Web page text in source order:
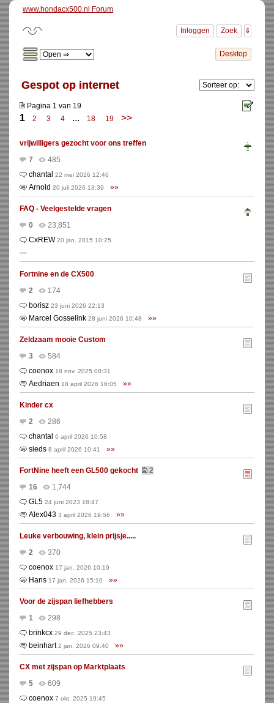
www.hondacx500.nl Forum
Gespot op internet
Pagina 1 van 19
1 2 3 4 ... 18 19 >>
vrijwilligers gezocht voor ons treffen
7
485
chantal 22 mei 2026 12:46
Arnold 20 juli 2026 13:39 »»
FAQ - Veelgestelde vragen
0
23,851
CxREW20 jan. 2015 10:25
—
Fortnine en de CX500
2
174
borisz 23 juni 2026 22:13
Marcel Gosselink 28 juni 2026 10:48 »»
Zeldzaam mooie Custom
3
584
coenox 18 nov. 2025 08:31
Aedriaen 18 april 2026 16:05 »»
Kinder cx
2
286
chantal 6 april 2026 10:58
sieds 8 april 2026 10:41 »»
FortNine heeft een GL500 gekocht
2
16
1,744
GL5 24 juni 2023 18:47
Alex043 3 april 2026 19:56 »»
Leuke verbouwing, klein prijsje.....
2
370
coenox 17 jan. 2026 10:19
Hans 17 jan. 2026 15:10 »»
Voor de zijspan liefhebbers
1
298
brinkcx 29 dec. 2025 23:43
beinhart2 jan. 2026 09:40 »»
CX met zijspan op Marktplaats
5
609
coenox 7 okt. 2025 19:45